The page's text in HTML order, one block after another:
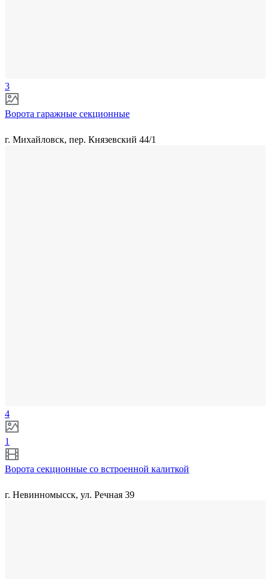
3
Ворота гаражные секционные
г. Михайловск, пер. Князевский 44/1
4
1
Ворота секционные со встроенной калиткой
г. Невинномысск, ул. Речная 39